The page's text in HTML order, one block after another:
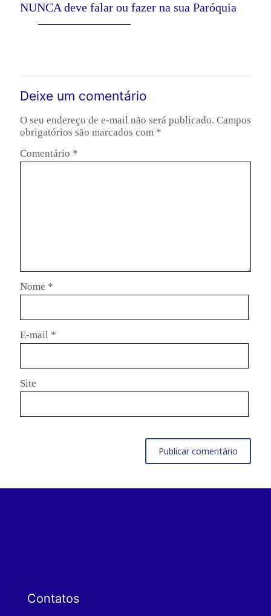
NUNCA deve falar ou fazer na sua Paróquia
Deixe um comentário
O seu endereço de e-mail não será publicado. Campos
obrigatórios são marcados com *
Comentário *
Nome *
E-mail *
Site
Contatos